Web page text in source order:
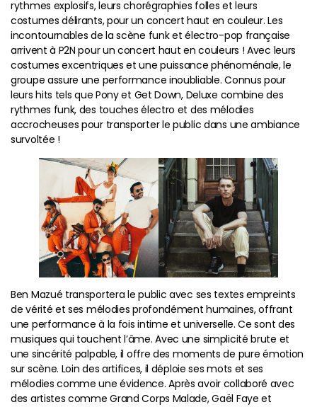
rythmes explosifs, leurs chorégraphies folles et leurs
costumes délirants, pour un concert haut en couleur. Les
incontournables de la scène funk et électro-pop française
arrivent à P2N pour un concert haut en couleurs ! Avec leurs
costumes excentriques et une puissance phénoménale, le
groupe assure une performance inoubliable. Connus pour
leurs hits tels que Pony et Get Down, Deluxe combine des
rythmes funk, des touches électro et des mélodies
accrocheuses pour transporter le public dans une ambiance
survoltée !
Ben Mazué transportera le public avec ses textes empreints
de vérité et ses mélodies profondément humaines, offrant
une performance à la fois intime et universelle. Ce sont des
musiques qui touchent l’âme. Avec une simplicité brute et
une sincérité palpable, il offre des moments de pure émotion
sur scène. Loin des artifices, il déploie ses mots et ses
mélodies comme une évidence. Après avoir collaboré avec
des artistes comme Grand Corps Malade, Gaël Faye et